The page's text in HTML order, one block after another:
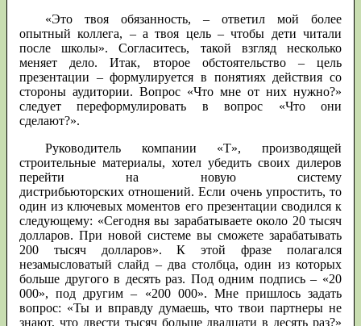
«Это твоя обязанность, – ответил мой более
опытный коллега, – а твоя цель – чтобы дети читали
после школы». Согласитесь, такой взгляд несколько
меняет дело. Итак, второе обстоятельство – цель
презентации – формулируется в понятиях действия со
стороны аудитории. Вопрос «Что мне от них нужно?»
следует переформулировать в вопрос «Что они
сделают?».
Руководитель компании «Т», производящей
строительные материалы, хотел убедить своих дилеров
перейти на новую систему
дистрибьюторских отношений. Если очень упростить, то
один из ключевых моментов его презентации сводился к
следующему: «Сегодня вы зарабатываете около 20 тысяч
долларов. При новой системе вы сможете зарабатывать
200 тысяч долларов». К этой фразе полагался
незамысловатый слайд – два столбца, один из которых
больше другого в десять раз. Под одним подпись – «20
000», под другим – «200 000». Мне пришлось задать
вопрос: «Ты и вправду думаешь, что твои партнеры не
знают, что двести тысяч больше двадцати в десять раз?»